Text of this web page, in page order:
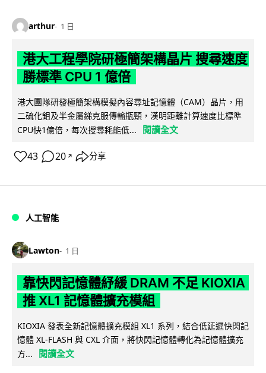
arthur 1 日
港大工程學院研極簡架構晶片 搜尋速度
勝標準 CPU 1 億倍
港大團隊研發極簡架構模擬內容尋址記憶體（CAM）晶片，用
二硫化鉬及半金屬銻克服傳輸瓶頸，漢明距離計算速度比標準
CPU快1億倍，每次搜尋耗能低...
閱讀全文
43 20 ↗ 分享
人工智能
Lawton 1 日
靠快閃記憶體紓緩 DRAM 不足 KIOXIA
推 XL1 記憶體擴充模組
KIOXIA 發表全新記憶體擴充模組 XL1 系列，結合低延遲快閃記
憶體 XL-FLASH 與 CXL 介面，將快閃記憶體轉化為記憶體擴充
方...
閱讀全文